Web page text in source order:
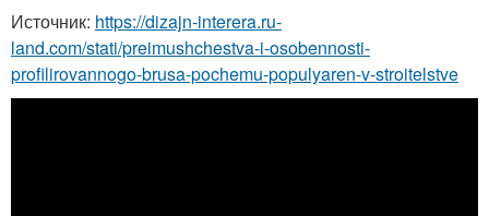
Источник: https://dizajn-interera.ru-
land.com/stati/preimushchestva-i-osobennosti-
profilirovannogo-brusa-pochemu-populyaren-v-stroitelstve